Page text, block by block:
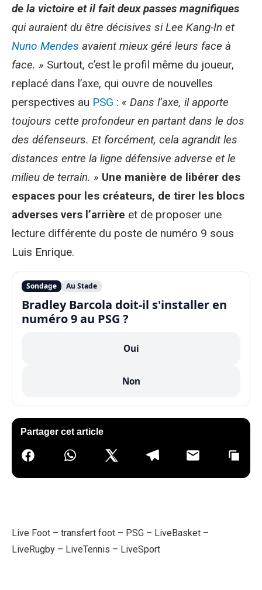
de la victoire et il fait deux passes magnifiques
qui auraient du être décisives si Lee Kang-In et
Nuno Mendes avaient mieux géré leurs face à
face. » Surtout, c’est le profil même du joueur,
replacé dans l’axe, qui ouvre de nouvelles
perspectives au PSG : « Dans l’axe, il apporte
toujours cette profondeur en partant dans le dos
des défenseurs. Et forcément, cela agrandit les
distances entre la ligne défensive adverse et le
milieu de terrain. » Une manière de libérer des
espaces pour les créateurs, de tirer les blocs
adverses vers l’arrière et de proposer une
lecture différente du poste de numéro 9 sous
Luis Enrique.
Sondage Au Stade
Bradley Barcola doit-il s'installer en
numéro 9 au PSG ?
Oui
Non
Partager cet article
Live Foot – transfert foot – PSG – LiveBasket –
LiveRugby – LiveTennis – LiveSport